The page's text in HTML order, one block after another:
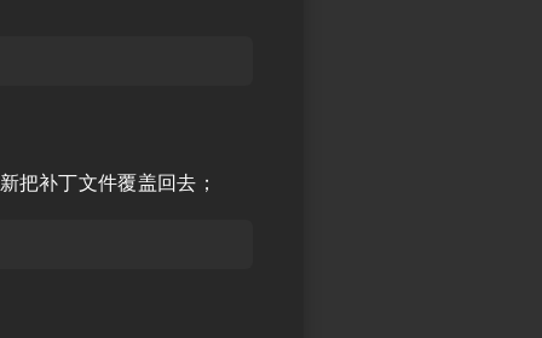
把补丁文件覆盖回去；